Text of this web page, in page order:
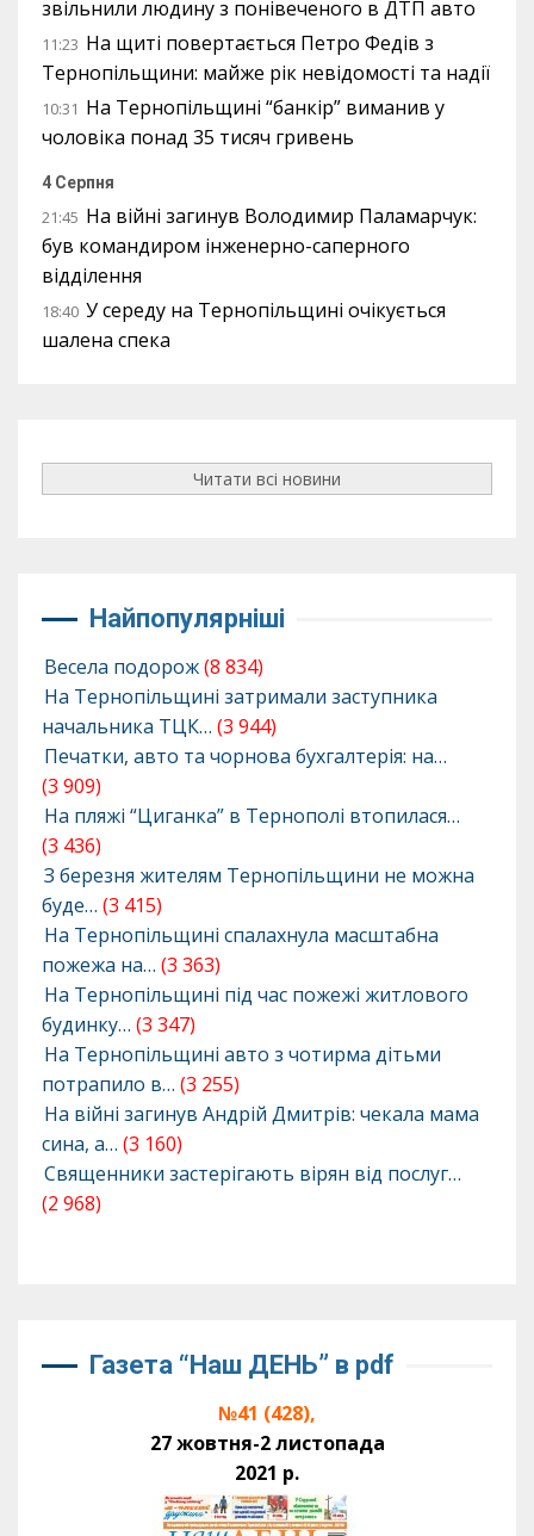
звільнили людину з понівеченого в ДТП авто
11:23 На щиті повертається Петро Федів з
Тернопільщини: майже рік невідомості та надії
10:31 На Тернопільщині “банкір” виманив у
чоловіка понад 35 тисяч гривень
4 Серпня
21:45 На війні загинув Володимир Паламарчук:
був командиром інженерно-саперного
відділення
18:40 У середу на Тернопільщині очікується
шалена спека
Читати всі новини
Найпопулярніші
Весела подорож(8 834)
На Тернопільщині затримали заступника
начальника ТЦК… (3 944)
Печатки, авто та чорнова бухгалтерія: на…
(3 909)
На пляжі “Циганка” в Тернополі втопилася…
(3 436)
З березня жителям Тернопільщини не можна
буде… (3 415)
На Тернопільщині спалахнула масштабна
пожежа на… (3 363)
На Тернопільщині під час пожежі житлового
будинку… (3 347)
На Тернопільщині авто з чотирма дітьми
потрапило в… (3 255)
На війні загинув Андрій Дмитрів: чекала мама
сина, а… (3 160)
Священники застерігають вірян від послуг…
(2 968)
Газета “Наш ДЕНЬ” в pdf
№41 (428),
27 жовтня-2 листопада
2021 р.